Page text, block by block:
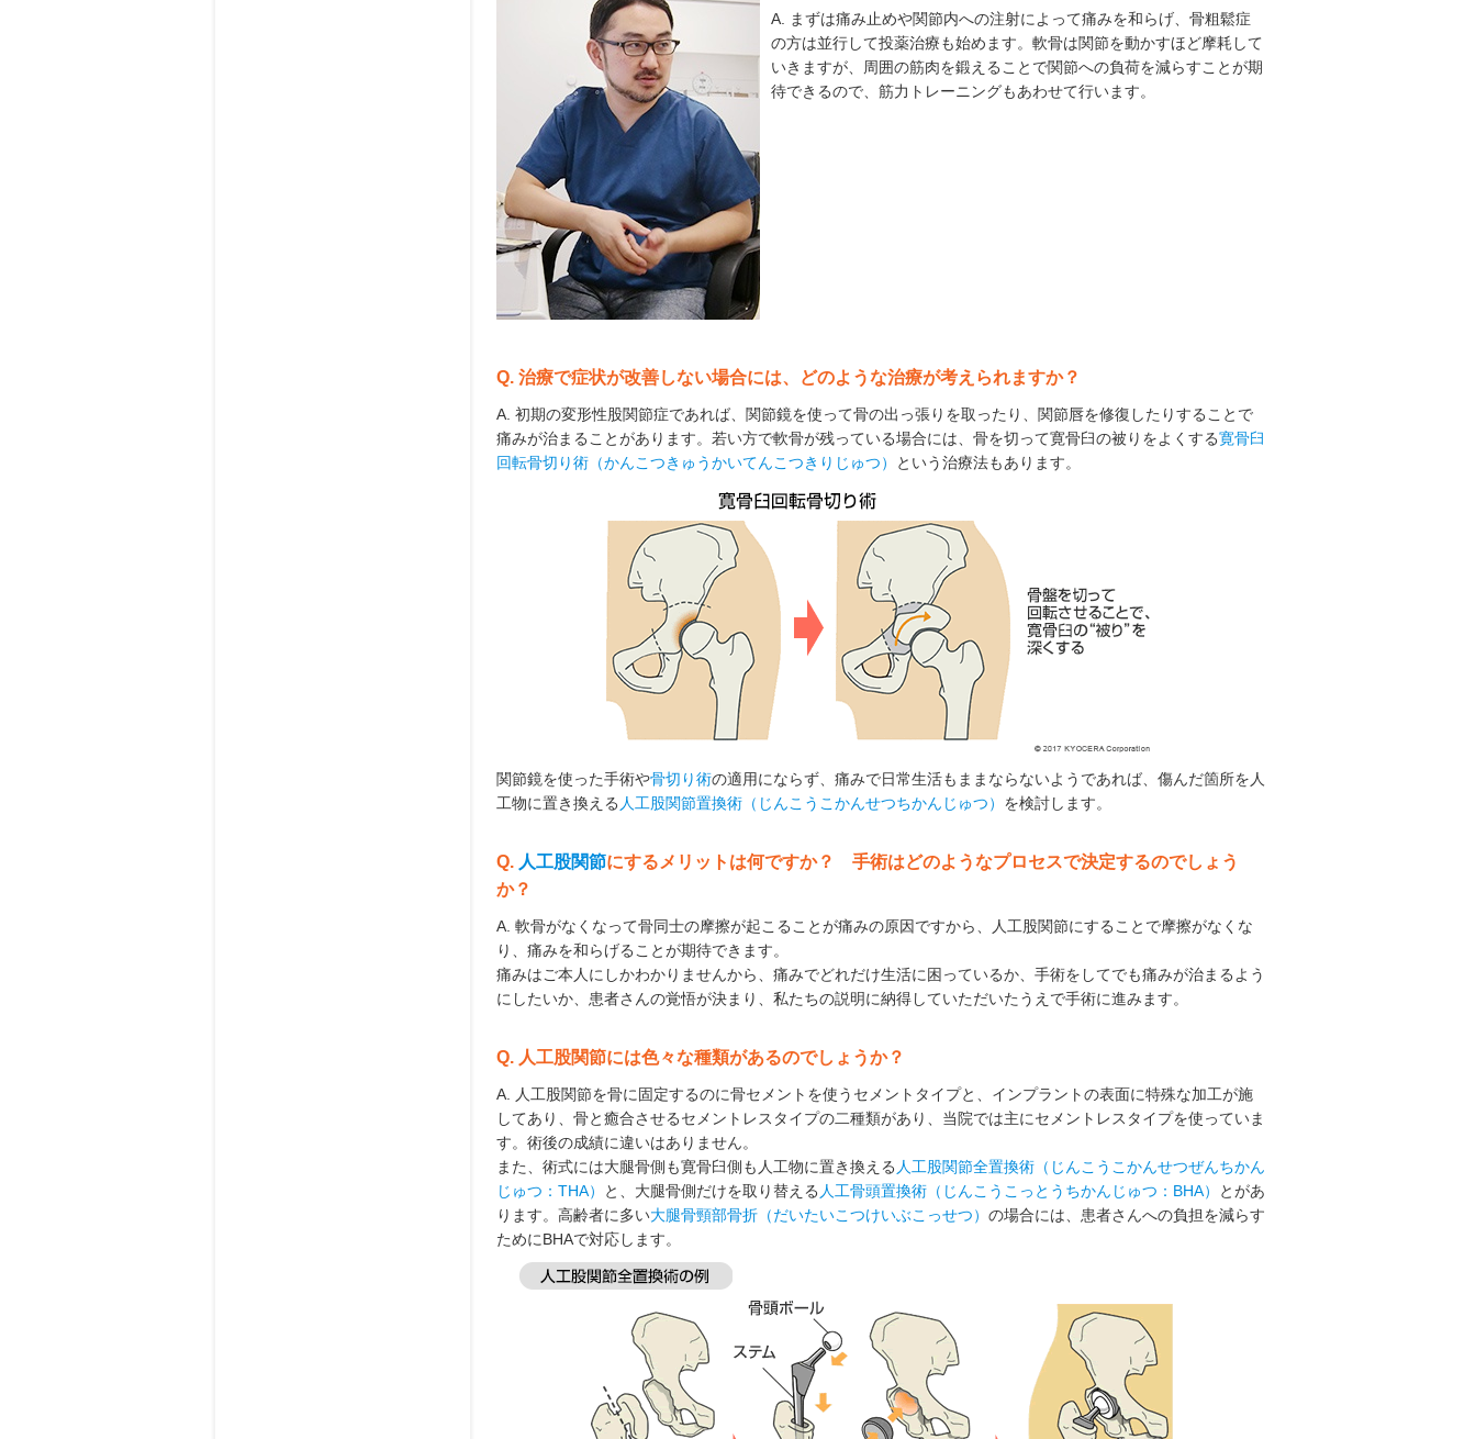
A. まずは痛み止めや関節内への注射によって痛みを和らげ、骨粗鬆症
の方は並行して投薬治療も始めます。軟骨は関節を動かすほど摩耗して
いきますが、周囲の筋肉を鍛えることで関節への負荷を減らすことが期
待できるので、筋力トレーニングもあわせて行います。
Q. 治療で症状が改善しない場合には、どのような治療が考えられますか？
A. 初期の変形性股関節症であれば、関節鏡を使って骨の出っ張りを取ったり、関節唇を修復したりすることで
痛みが治まることがあります。若い方で軟骨が残っている場合には、骨を切って寛骨臼の被りをよくする寛骨臼
回転骨切り術（かんこつきゅうかいてんこつきりじゅつ）
という治療法もあります。
関節鏡を使った手術や骨切り術の適用にならず、痛みで日常生活もままならないようであれば、傷んだ箇所を人
工物に置き換える 人工股関節置換術（じんこうこかんせつちかんじゅつ） を検討します。
Q. 人工股関節にするメリットは何ですか？ 手術はどのようなプロセスで決定するのでしょう
か？
A. 軟骨がなくなって骨同士の摩擦が起こることが痛みの原因ですから、人工股関節にすることで摩擦がなくな
り、痛みを和らげることが期待できます。
痛みはご本人にしかわかりませんから、痛みでどれだけ生活に困っているか、手術をしてでも痛みが治まるよう
にしたいか、患者さんの覚悟が決まり、私たちの説明に納得していただいたうえで手術に進みます。
Q. 人工股関節には色々な種類があるのでしょうか？
A. 人工股関節を骨に固定するのに骨セメントを使うセメントタイプと、インプラントの表面に特殊な加工が施
してあり、骨と癒合させるセメントレスタイプの二種類があり、当院では主にセメントレスタイプを使っていま
す。術後の成績に違いはありません。
また、術式には大腿骨側も寛骨臼側も人工物に置き換える 人工股関節全置換術（じんこうこかんせつぜんちかん
じゅつ：THA）
と、大腿骨側だけを取り替える 人工骨頭置換術（じんこうこっとうちかんじゅつ：BHA）
とがあ
ります。高齢者に多い大腿骨頸部骨折（だいたいこつけいぶこっせつ） の場合には、患者さんへの負担を減らす
ためにBHAで対応します。